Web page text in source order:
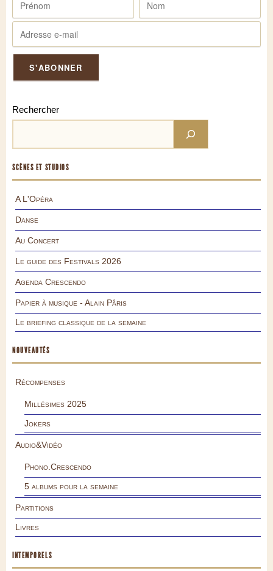
Rechercher
SCÈNES ET STUDIOS
A L'Opéra
Danse
Au Concert
Le guide des Festivals 2026
Agenda Crescendo
Papier à musique - Alain Pâris
Le briefing classique de la semaine
NOUVEAUTÉS
Récompenses
Millésimes 2025
Jokers
Audio&Vidéo
Phono.Crescendo
5 albums pour la semaine
Partitions
Livres
INTEMPORELS